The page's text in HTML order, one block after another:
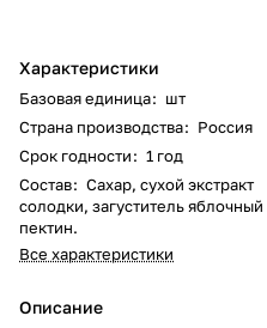
Характеристики
Базовая единица: шт
Страна производства: Россия
Срок годности: 1 год
Состав: Сахар, сухой экстракт
солодки, загуститель яблочный
пектин.
Все характеристики
Описание